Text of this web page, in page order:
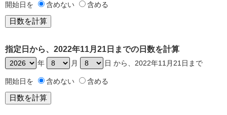
開始日を 含めない 含める
指定日から、2022年11月21日までの日数を計算
年 月 日 から、2022年11月21日まで
開始日を 含めない 含める